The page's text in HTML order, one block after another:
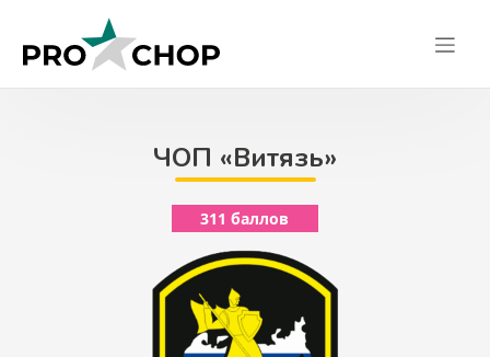
content
ЧОП «Витязь»
311 баллов